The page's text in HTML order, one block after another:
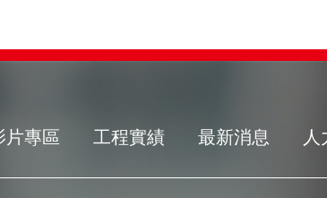
片專區 工程實績 最新消息 人